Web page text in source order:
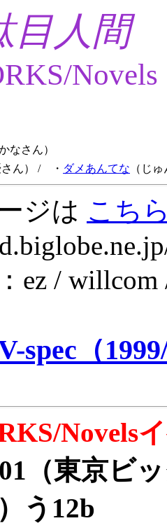
目人間
Novels
なさん）
ん） / ・ ダメあんてな （じ
ジは こち
ez /
spec（
Novels
（東京ビ
う12b